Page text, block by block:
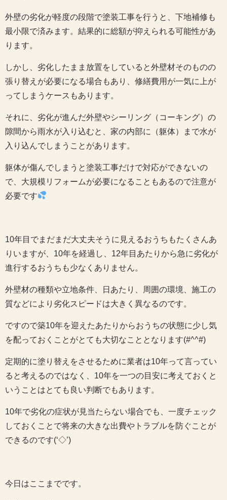
外壁の劣化が軽度の段階で塗装工事を行うと、下地補修も
最小限で済みます。結果的に総額が抑えられる可能性があ
ります。
しかし、劣化したまま放置をしていると外壁材そのものの
張り替えが必要になる場合もあり、修繕費用が一気に上が
ってしまうケースもあります。
それに、劣化が進んだ外壁やシーリング（コーキング）の
隙間から雨水が入り込むと、家の内部に（躯体）まで水が
入り込んでしまうことがあります。
躯体が傷んでしまうと塗装工事だけで対応ができないの
で、大規模リフォームが必要になることもあるので注意が
必要です
10年目でまだまだ大丈夫そうに見えるおうちもたくさんあ
りいますが、10年を経過し、12年目あたりから急に劣化が
進行するおうちも少なくありません。
外壁材の種類や立地条件、日あたり、周囲の環境、施工の
質などにより劣化スピードは大きく異なるのです。
ですので築10年を迎えたあたりからおうちの状態に少し気
を配っておくことがとても大切なこととなります(#^^#)
定期的に塗り替えをさせるために業者は10年って言ってい
ると考えるのではなく、10年を一つの目安に考えておくと
いうことはとても良い判断でもあります。
10年で劣化の症状が見当たらない場合でも、一度チェック
しておくことで将来の大きな出費やトラブルを防ぐことが
できるのです(‘◇’)ゞ
今日はここまでです。